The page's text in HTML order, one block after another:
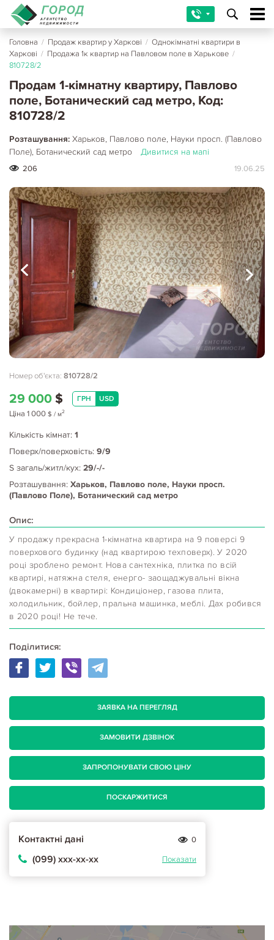
Головна / Продаж квартир у Харкові / Однокімнатні квартири в
Харкові / Продажа 1к квартир на Павловом поле в Харькове /
810728/2
Продам 1-кімнатну квартиру, Павлово
поле, Ботанический сад метро, Код:
810728/2
Розташування: Харьков, Павлово поле, Науки просп. (Павлово
Поле), Ботанический сад метро
Дивитися на мапі
206 19.06.25
Номер об'єкта: 810728/2
29 000 $ ГРН USD
Ціна 1 000 $ / м2
Кількість кімнат: 1
Поверх/поверховість: 9/9
S загаль/житл/кух: 29/-/-
Розташування: Харьков, Павлово поле, Науки просп.
(Павлово Поле), Ботанический сад метро
Опис:
У продажу прекрасна 1-кімнатна квартира на 9 поверсі 9
поверхового будинку (над квартирою техповерх). У 2020
році зроблено ремонт. Нова сантехніка, плитка по всій
квартирі, натяжна стеля, енерго- заощаджувальні вікна
(двокамерні) в квартирі: Кондиціонер, газова плита,
холодильник, бойлер, пральна машинка, меблі. Дах робився
в 2020 році! Не тече.
Поділитися:
ЗАЯВКА НА ПЕРЕГЛЯД
ЗАМОВИТИ ДЗВІНОК
ЗАПРОПОНУВАТИ СВОЮ ЦІНУ
ПОСКАРЖИТИСЯ
Контактні дані 0
(099) ххх-хх-хх Показати